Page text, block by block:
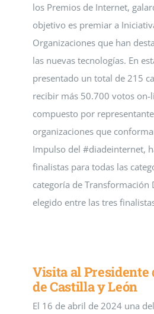
los Premios de Internet,
objetivo es premiar a
Organizaciones que han
las nuevas tecnologías. En
presentado un total de 215
recibir más 50.700 votos on-
compuesto por
organizaciones que
Impulso del #diadeinternet,
finalistas para todas las
categoría de Transformación
elegido entre las tres
Visita al Presidente
de Castilla y León
El 16 de abril de 2024 una